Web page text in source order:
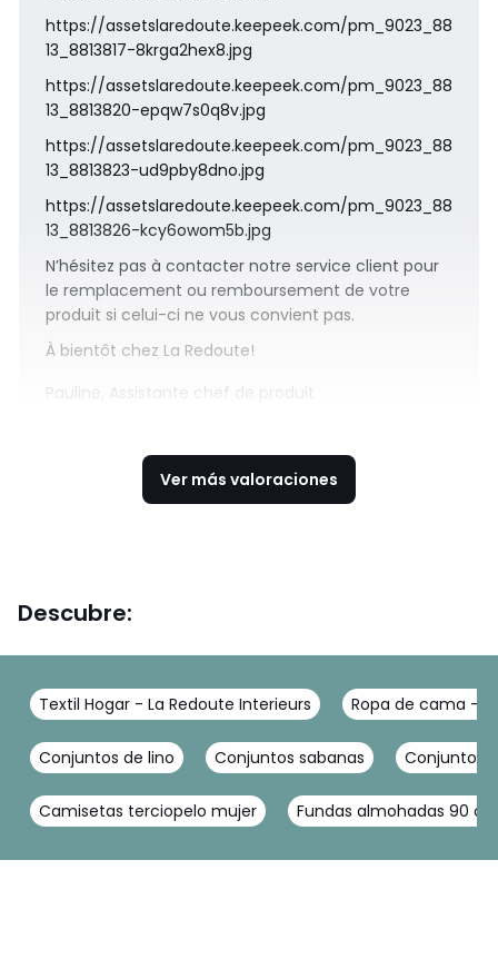
https://assetslaredoute.keepeek.com/pm_9023_88
13_8813817-8krga2hex8.jpg
https://assetslaredoute.keepeek.com/pm_9023_88
13_8813820-epqw7s0q8v.jpg
https://assetslaredoute.keepeek.com/pm_9023_88
13_8813823-ud9pby8dno.jpg
https://assetslaredoute.keepeek.com/pm_9023_88
13_8813826-kcy6owom5b.jpg
N’hésitez pas à contacter notre service client pour
le remplacement ou remboursement de votre
produit si celui-ci ne vous convient pas.
À bientôt chez La Redoute!
Pauline, Assistante chef de produit
Ver más valoraciones
Descubre:
Textil Hogar - La Redoute Interieurs Ropa de cama -
Conjuntos de lino Conjuntos sabanas Conjuntos
Camisetas terciopelo mujer Fundas almohadas 90